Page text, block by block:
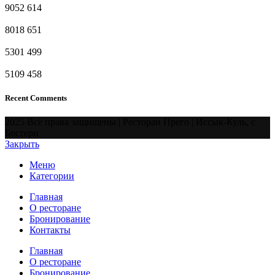
9052 614
8018 651
5301 499
5109 458
Recent Comments
Закрыть
Меню
Категории
Главная
О ресторане
Бронирование
Контакты
Главная
О ресторане
Бронирование